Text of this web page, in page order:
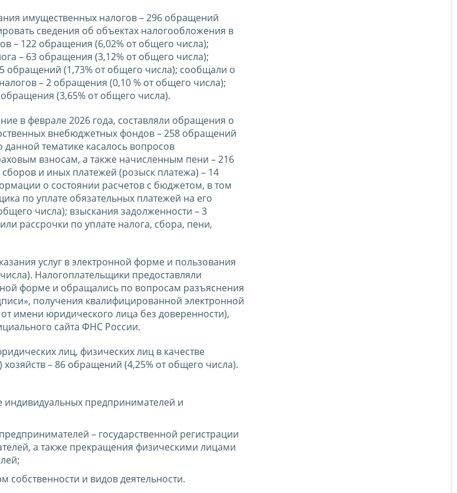
имущественных налогов – 296 обращений
сведения об объектах налогообложения в
– 122 обращения (6,02% от общего числа);
– 63 обращения (3,12% от общего числа);
обращений (1,73% от общего числа); сообщали о
– 2 обращения (0,10 % от общего числа);
(3,65% от общего числа).
в феврале 2026 года, составляли обращения о
внебюджетных фондов – 258 обращений
тематике касалось вопросов
взносам, а также начисленным пени – 216
и иных платежей (розыск платежа) – 14
о состоянии расчетов с бюджетом, в том
по уплате обязательных платежей на его
числа); взыскания задолженности – 3
рассрочки по уплате налога, сбора, пени,
услуг в электронной форме и пользования
Налогоплательщики предоставляли
форме и обращались по вопросам разъяснения
получения квалифицированной электронной
имени юридического лица без доверенности),
сайта ФНС России.
лиц, физических лиц в качестве
– 86 обращений (4,25% от общего числа).
индивидуальных предпринимателей и
– государственной регистрации
а также прекращения физическими лицами
собственности и видов деятельности.